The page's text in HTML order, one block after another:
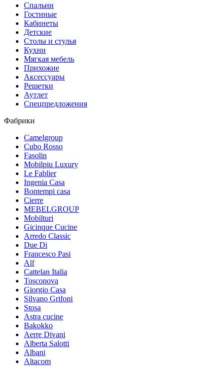
Спальни
Гостиные
Кабинеты
Детские
Столы и стулья
Кухни
Мягкая мебель
Прихожие
Аксессуары
Решетки
Аутлет
Спецпредложения
Фабрики
Camelgroup
Cubo Rosso
Fasolin
Mobilpiu Luxury
Le Fablier
Ingenia Casa
Bontempi casa
Cierre
MEBELGROUP
Mobilturi
Gicinque Cucine
Arredo Classic
Due Di
Francesco Pasi
Alf
Cattelan Italia
Tosconova
Giorgio Casa
Silvano Grifoni
Stosa
Astra cucine
Bakokko
Aerre Divani
Alberta Salotti
Albani
Altacom